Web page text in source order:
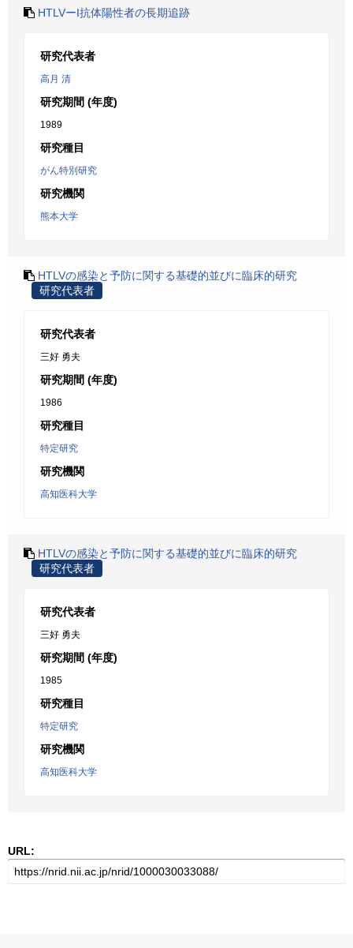
HTLVーI抗体陽性者の長期追跡
研究代表者
高月 清
研究期間 (年度)
1989
研究種目
がん特別研究
研究機関
熊本大学
HTLVの感染と予防に関する基礎的並びに臨床的研究
研究代表者
研究代表者
三好 勇夫
研究期間 (年度)
1986
研究種目
特定研究
研究機関
高知医科大学
HTLVの感染と予防に関する基礎的並びに臨床的研究
研究代表者
研究代表者
三好 勇夫
研究期間 (年度)
1985
研究種目
特定研究
研究機関
高知医科大学
URL: